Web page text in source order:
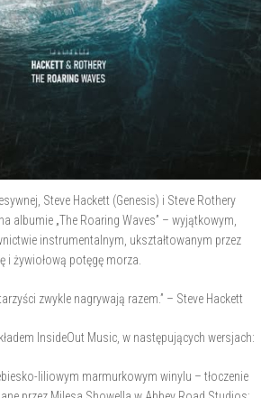
Steve Hackett (Genesis) i Steve Rothery
albumie „The Roaring Waves” – wyjątkowym,
instrumentalnym, ukształtowanym przez
żywiołową potęgę morza.
zwykle nagrywają razem.” – Steve Hackett
InsideOut Music, w następujących wersjach:
liliowym marmurkowym winylu – tłoczenie